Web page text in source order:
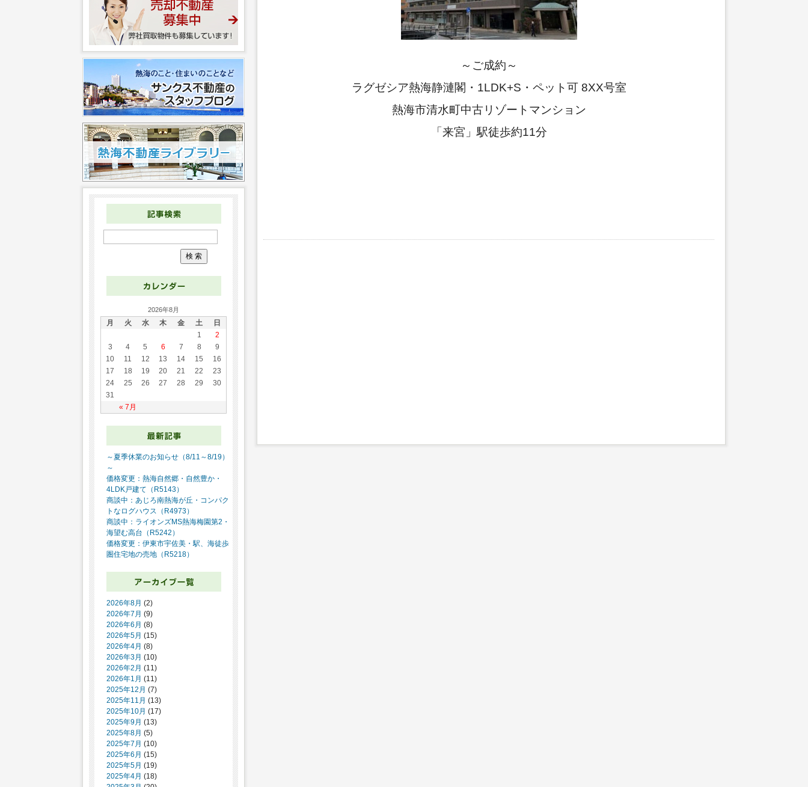
～ご成約～
ラグゼシア熱海静漣閣・1LDK+S・ペット可 8XX号室
熱海市清水町中古リゾートマンション
「来宮」駅徒歩約11分
2026年8月
月 火 水 木 金 土 日
« 7月
1
2
3
4 5 6 7 8
9
10
11 12 13 14 15
16
17
18 19 20 21 22
23
24
25 26 27 28 29
30
31
～夏季休業のお知らせ（8/11～8/19）
～
価格変更：熱海自然郷・自然豊か・
4LDK戸建て（R5143）
商談中：あじろ南熱海が丘・コンパク
トなログハウス（R4973）
商談中：ライオンズMS熱海梅園第2・
海望む高台（R5242）
価格変更：伊東市宇佐美・駅、海徒歩
圏住宅地の売地（R5218）
2026年8月 (2)
2026年7月 (9)
2026年6月 (8)
2026年5月 (15)
2026年4月 (8)
2026年3月 (10)
2026年2月 (11)
2026年1月 (11)
2025年12月 (7)
2025年11月 (13)
2025年10月 (17)
2025年9月 (13)
2025年8月 (5)
2025年7月 (10)
2025年6月 (15)
2025年5月 (19)
2025年4月 (18)